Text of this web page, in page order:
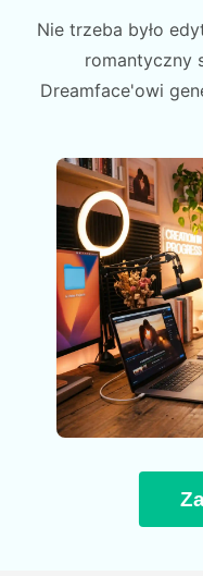
Nie trzeba było
romantyczny
Dreamface'owi